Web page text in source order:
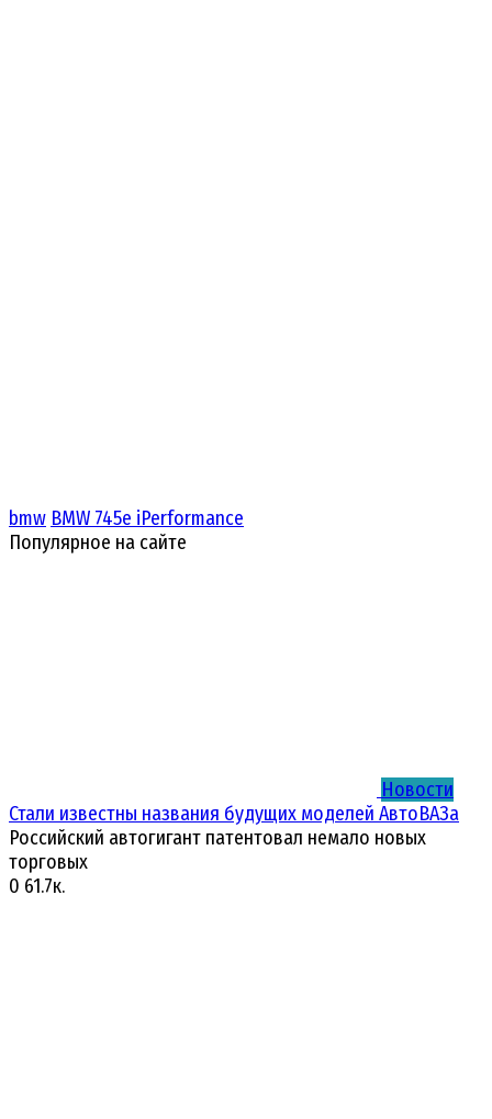
bmw BMW 745e iPerformance
Популярное на сайте
Новости
Стали известны названия будущих моделей АвтоВАЗа
Российский автогигант патентовал немало новых
торговых
0 61.7к.